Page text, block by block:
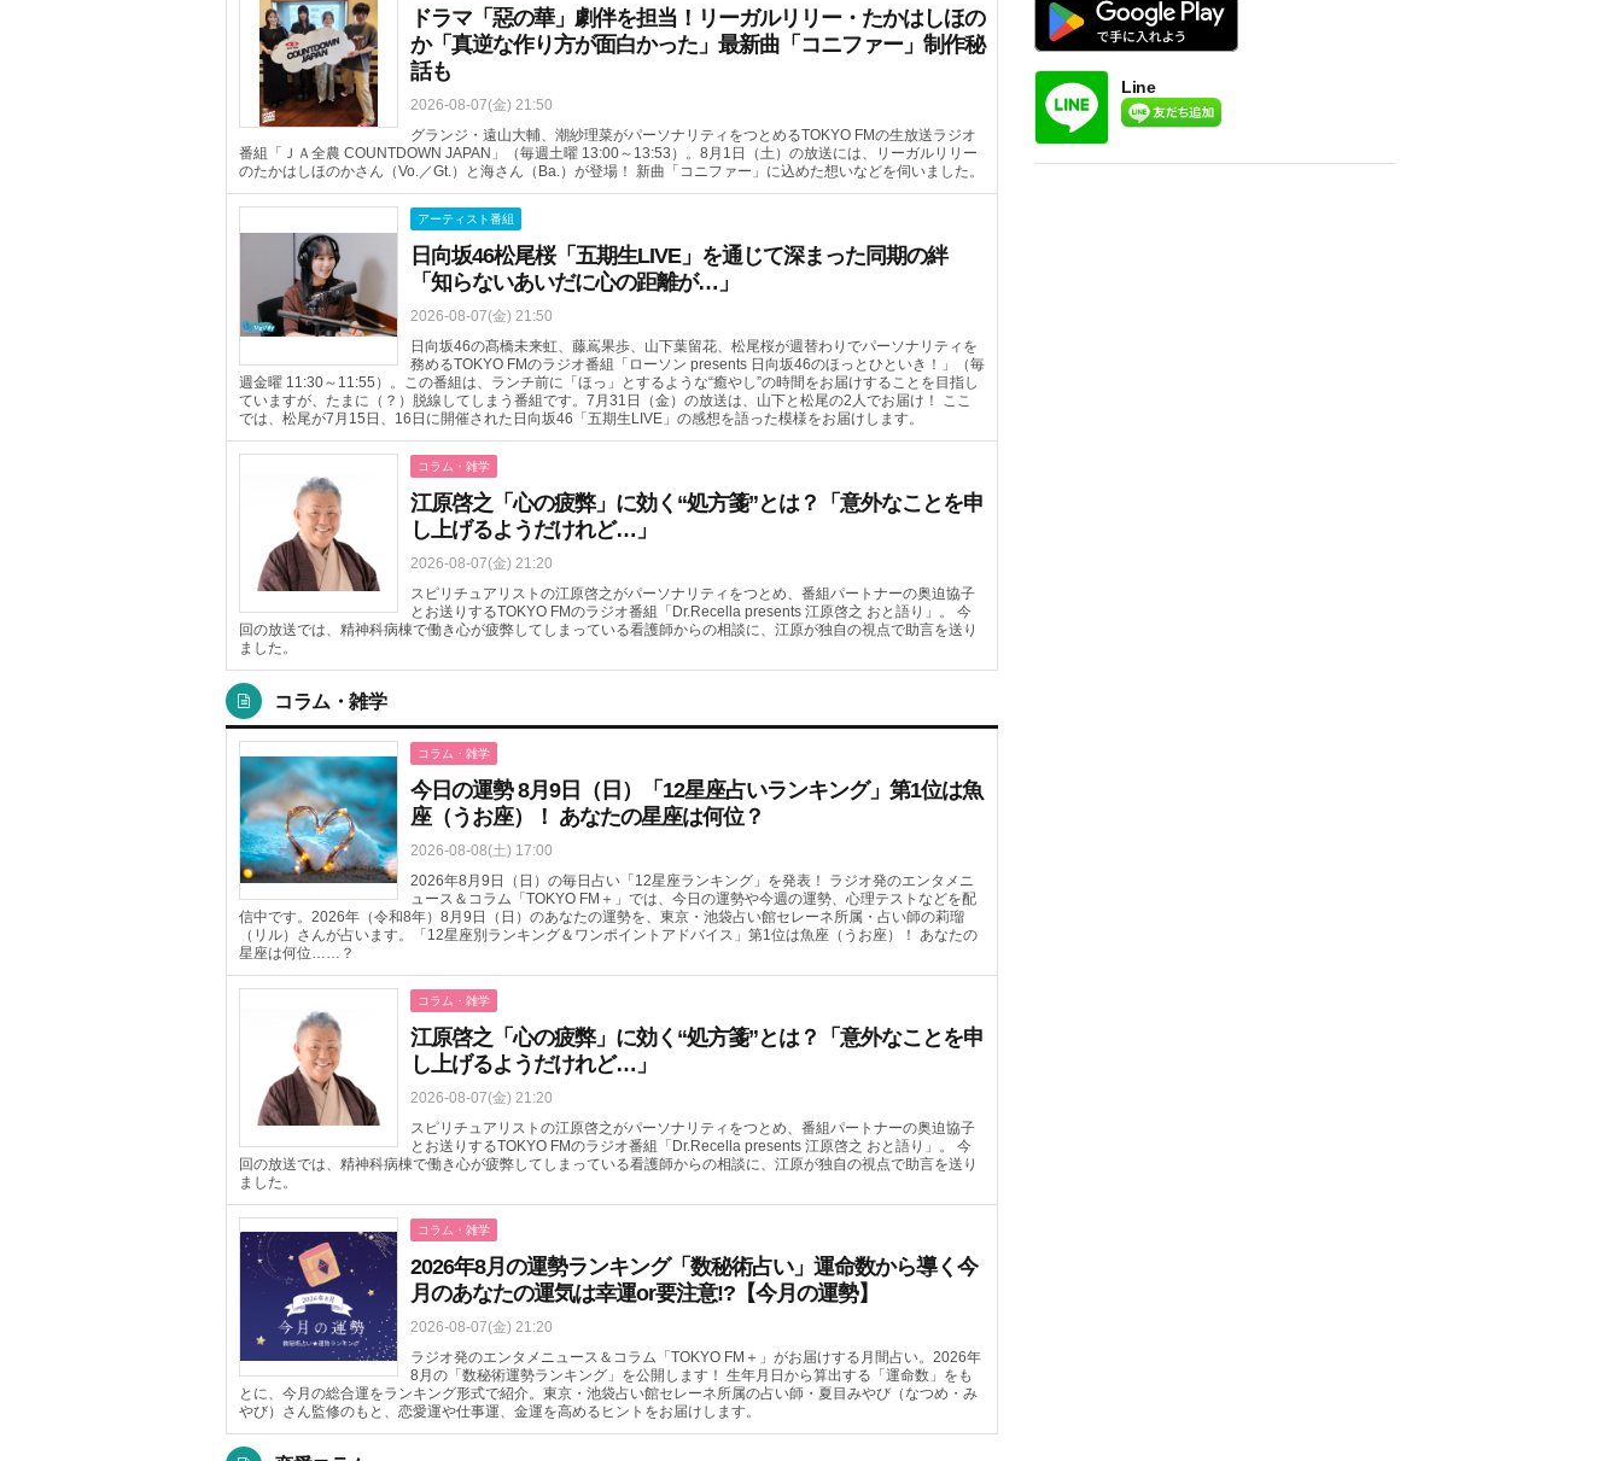
ドラマ「惡の華」劇伴を担当！リーガルリリー・たかはしほの
か「真逆な作り方が面白かった」最新曲「コニファー」制作秘
話も
2026-08-07(金) 21:50
グランジ・遠山大輔、潮紗理菜がパーソナリティをつとめるTOKYO FMの生放送ラジオ
番組「ＪＡ全農 COUNTDOWN JAPAN」（毎週土曜 13:00～13:53）。8月1日（土）の放送には、リーガルリリー
のたかはしほのかさん（Vo.／Gt.）と海さん（Ba.）が登場！ 新曲「コニファー」に込めた想いなどを伺いました。
アーティスト番組
日向坂46松尾桜「五期生LIVE」を通じて深まった同期の絆
「知らないあいだに心の距離が…」
2026-08-07(金) 21:50
日向坂46の髙橋未来虹、藤嶌果歩、山下葉留花、松尾桜が週替わりでパーソナリティを
務めるTOKYO FMのラジオ番組「ローソン presents 日向坂46のほっとひといき！」（毎
週金曜 11:30～11:55）。この番組は、ランチ前に「ほっ」とするような“癒やし”の時間をお届けすることを目指し
ていますが、たまに（？）脱線してしまう番組です。7月31日（金）の放送は、山下と松尾の2人でお届け！ ここ
では、松尾が7月15日、16日に開催された日向坂46「五期生LIVE」の感想を語った模様をお届けします。
コラム・雑学
江原啓之「心の疲弊」に効く“処方箋”とは？「意外なことを申
し上げるようだけれど…」
2026-08-07(金) 21:20
スピリチュアリストの江原啓之がパーソナリティをつとめ、番組パートナーの奥迫協子
とお送りするTOKYO FMのラジオ番組「Dr.Recella presents 江原啓之 おと語り」。 今
回の放送では、精神科病棟で働き心が疲弊してしまっている看護師からの相談に、江原が独自の視点で助言を送り
ました。
コラム・雑学
コラム・雑学
今日の運勢 8月9日（日）「12星座占いランキング」第1位は魚
座（うお座）！ あなたの星座は何位？
2026-08-08(土) 17:00
2026年8月9日（日）の毎日占い「12星座ランキング」を発表！ ラジオ発のエンタメニ
ュース＆コラム「TOKYO FM＋」では、今日の運勢や今週の運勢、心理テストなどを配
信中です。2026年（令和8年）8月9日（日）のあなたの運勢を、東京・池袋占い館セレーネ所属・占い師の莉瑠
（リル）さんが占います。「12星座別ランキング＆ワンポイントアドバイス」第1位は魚座（うお座）！ あなたの
星座は何位……？
コラム・雑学
江原啓之「心の疲弊」に効く“処方箋”とは？「意外なことを申
し上げるようだけれど…」
2026-08-07(金) 21:20
スピリチュアリストの江原啓之がパーソナリティをつとめ、番組パートナーの奥迫協子
とお送りするTOKYO FMのラジオ番組「Dr.Recella presents 江原啓之 おと語り」。 今
回の放送では、精神科病棟で働き心が疲弊してしまっている看護師からの相談に、江原が独自の視点で助言を送り
ました。
コラム・雑学
2026年8月の運勢ランキング「数秘術占い」運命数から導く今
月のあなたの運気は幸運or要注意!?【今月の運勢】
2026-08-07(金) 21:20
ラジオ発のエンタメニュース＆コラム「TOKYO FM＋」がお届けする月間占い。2026年
8月の「数秘術運勢ランキング」を公開します！ 生年月日から算出する「運命数」をも
とに、今月の総合運をランキング形式で紹介。東京・池袋占い館セレーネ所属の占い師・夏目みやび（なつめ・み
やび）さん監修のもと、恋愛運や仕事運、金運を高めるヒントをお届けします。
Line